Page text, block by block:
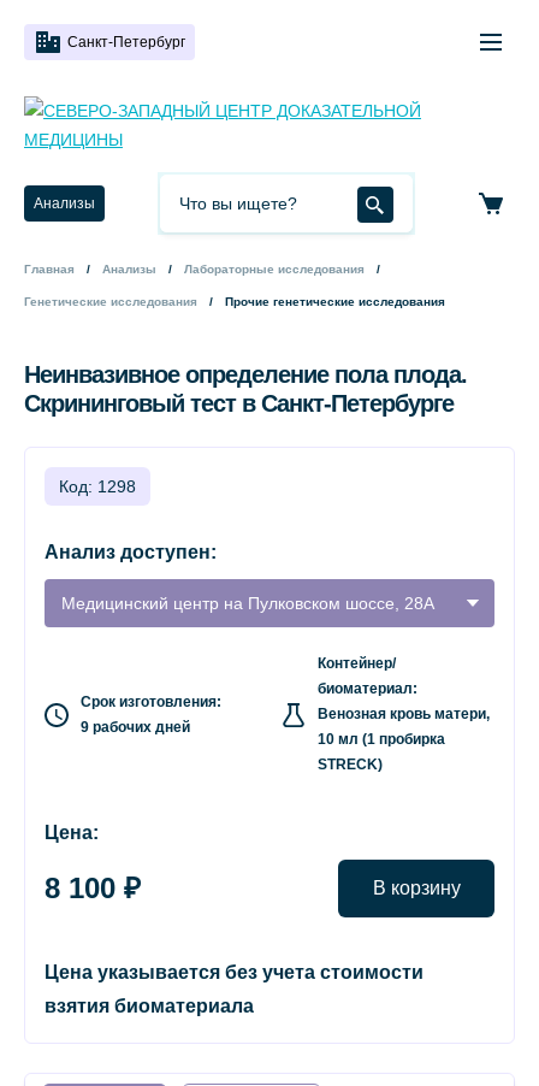
Санкт-Петербург
Анализы
Главная Анализы Лабораторные исследования
Генетические исследования Прочие генетические исследования
Неинвазивное определение пола плода.
Скрининговый тест в Санкт-Петербурге
Код: 1298
Анализ доступен:
Медицинский центр на Пулковском шоссе, 28А
Срок изготовления:
9 рабочих дней
Контейнер/
биоматериал:
Венозная кровь матери,
10 мл (1 пробирка
STRECK)
Цена:
8 100 ₽ В корзину
Цена указывается без учета стоимости
взятия биоматериала